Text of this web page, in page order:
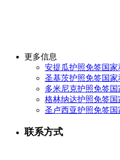
更多信息
安提瓜护照免签国
圣基茨护照免签国
多米尼克护照免签
格林纳达护照免签
圣卢西亚护照免签
联系方式